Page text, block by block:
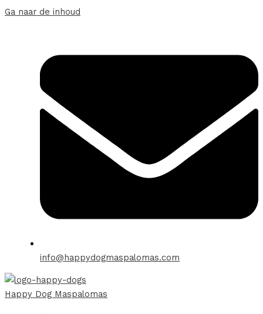
Ga naar de inhoud
info@happydogmaspalomas.com
Happy Dog Maspalomas